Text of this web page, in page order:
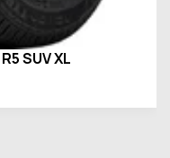
SUV XL